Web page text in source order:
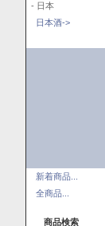
- 日本
日本酒->
新着商品...
全商品...
商品検索